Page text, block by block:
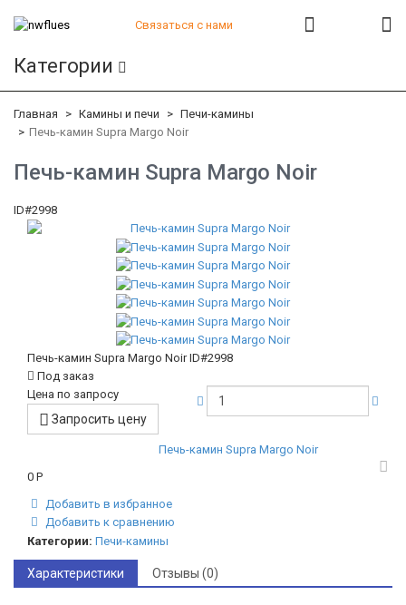
Связаться с нами
+7 (812) 542-07-85
Категории
Главная Камины и печи
Печи-камины
Печь-камин Supra Margo Noir
Печь-камин Supra Margo Noir
ID#2998
Печь-камин Supra Margo NoirID#2998
Под заказ
Цена по запросу
Запросить цену
Печь-камин Supra Margo Noir
0 Р
Добавить в избранное
Добавить к сравнению
Категории: Печи-камины
Характеристики Отзывы (0)